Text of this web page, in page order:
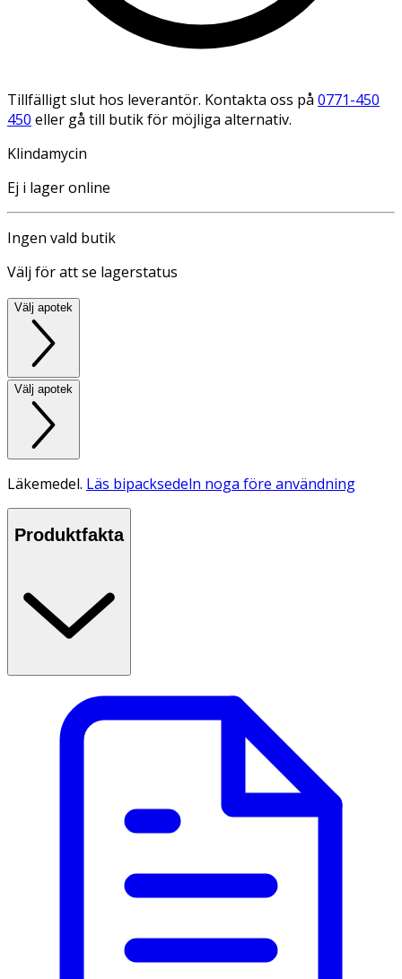
Tillfälligt slut hos leverantör. Kontakta oss på 0771-450
450 eller gå till butik för möjliga alternativ.
Klindamycin
Ej i lager online
Ingen vald butik
Välj för att se lagerstatus
Välj apotek
Välj apotek
Läkemedel. Läs bipacksedeln noga före användning
Produktfakta